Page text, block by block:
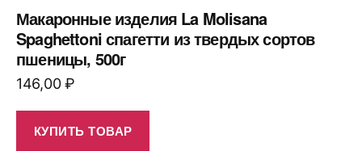
Макаронные изделия La Molisana
Spaghettoni спагетти из твердых сортов
пшеницы, 500г
146,00₽
КУПИТЬ ТОВАР